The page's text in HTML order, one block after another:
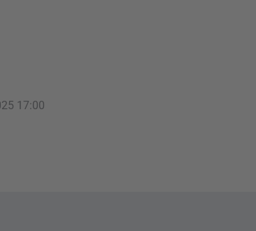
17:00